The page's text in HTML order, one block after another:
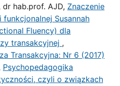
dr hab.prof. AJD, Znaczenie
funkcjonalnej Susannah
Fluency) dla
transakcyjnej ,
Transakcyjna: Nr 6 (2017)
Psychopedagogika
czyli o związkach